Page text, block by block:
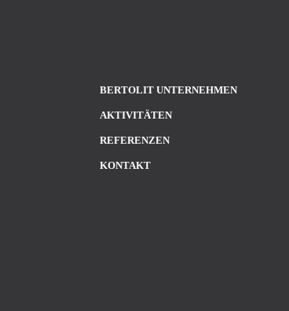
BERTOLIT UNTERNEHMEN
AKTIVITÄTEN
REFERENZEN
KONTAKT